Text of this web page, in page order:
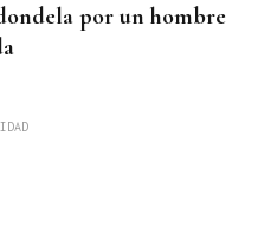
por un hombre